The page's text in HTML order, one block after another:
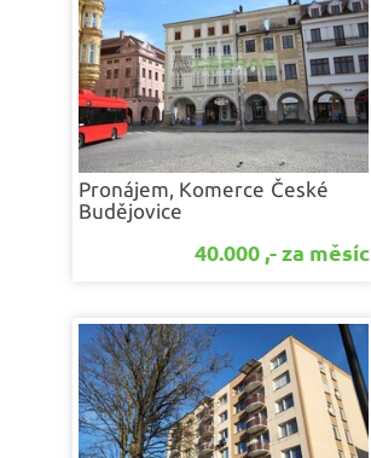
Pronájem, Komerce České
Budějovice
40.000 ,- za měsíc